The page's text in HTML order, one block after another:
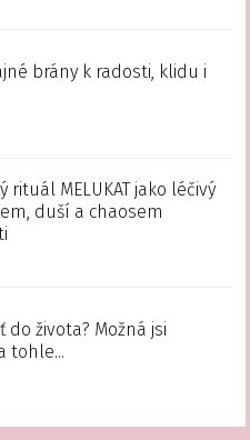
brány k radosti, klidu i
rituál MELUKAT jako léčivý
duší a chaosem
do života? Možná jsi
tohle...